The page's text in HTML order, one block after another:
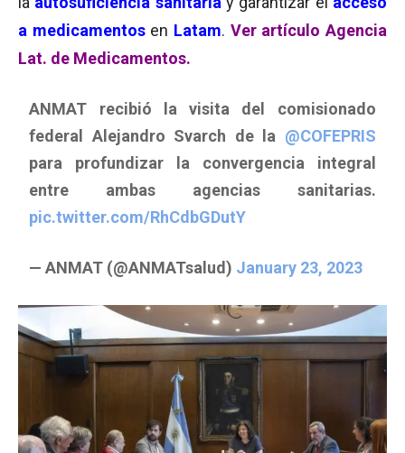
a medicamentosen Latam. Ver artículo Agencia
Lat. de Medicamentos.
ANMAT recibió la visita del comisionado
federal Alejandro Svarch de la @COFEPRIS
para profundizar la convergencia integral
entre ambas agencias sanitarias.
pic.twitter.com/RhCdbGDutY
— ANMAT (@ANMATsalud) January 23, 2023